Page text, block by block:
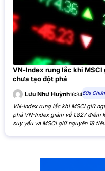
VN-Index rung lắc khi
chưa tạo đột phá
Lưu Như Huỳnh16:3460s
VN-Index rung lắc khi MSCI giữ
phá VN-Index giảm về 1.827
suy yếu và MSCI giữ nguyên 18